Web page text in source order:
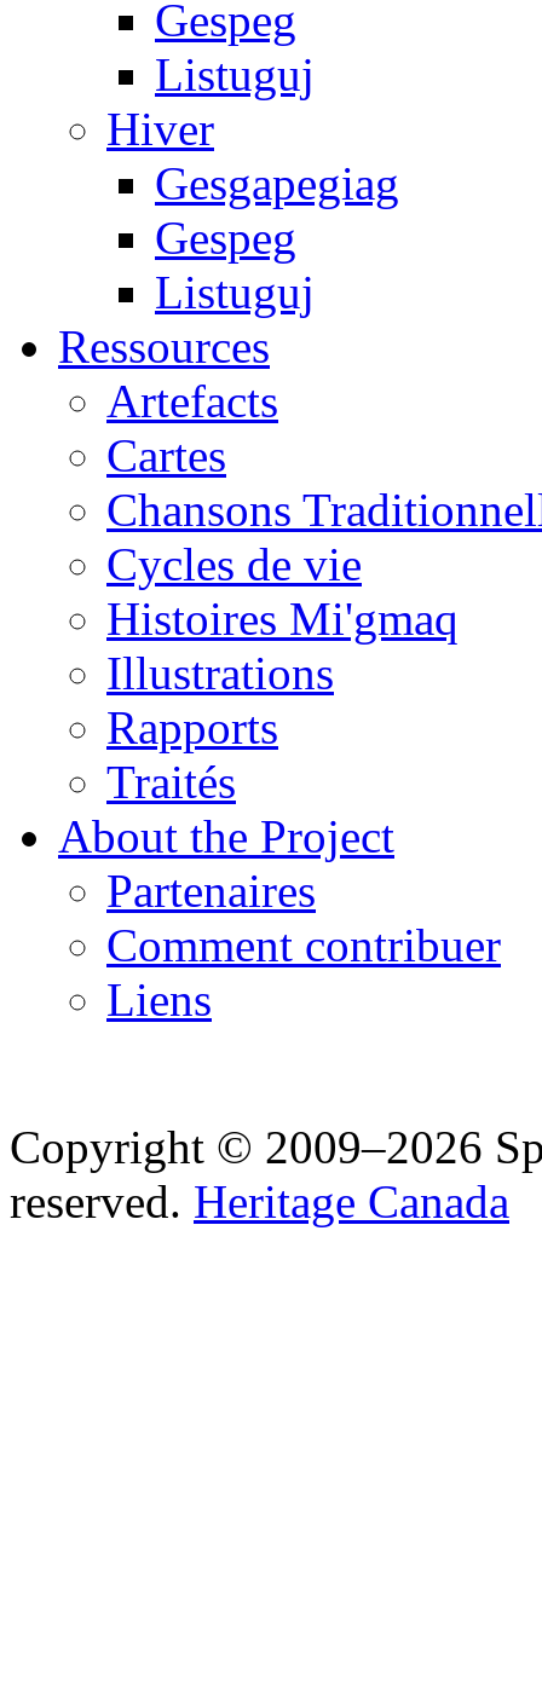
Gespeg
Listuguj
Hiver
Gesgapegiag
Gespeg
Listuguj
Ressources
Artefacts
Cartes
Chansons
Cycles de vie
Histoires Mi'gmaq
Illustrations
Rapports
Traités
About the Project
Partenaires
Comment contribuer
Liens
Copyright © 2009–2026
reserved. Heritage Canada